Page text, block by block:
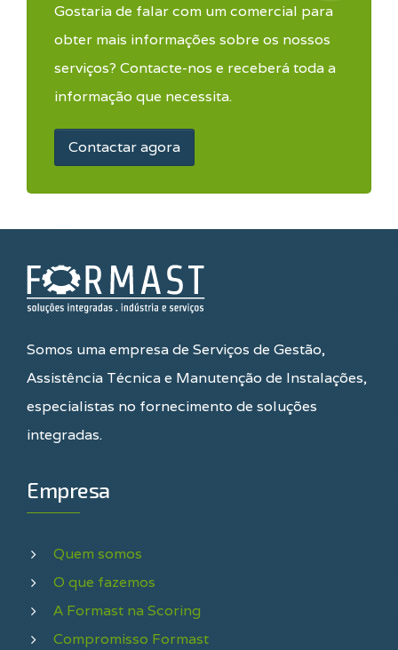
Gostaria de falar com um comercial para
obter mais informações sobre os nossos
serviços? Contacte-nos e receberá toda a
informação que necessita.
Contactar agora
Somos uma empresa de Serviços de Gestão,
Assistência Técnica e Manutenção de Instalações,
especialistas no fornecimento de soluções
integradas.
Empresa
Quem somos
O que fazemos
A Formast na Scoring
Compromisso Formast